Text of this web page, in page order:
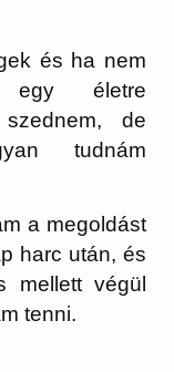
és ha nem
egy életre
de
tudnám
a megoldást
harc után, és
mellett végül
tenni.